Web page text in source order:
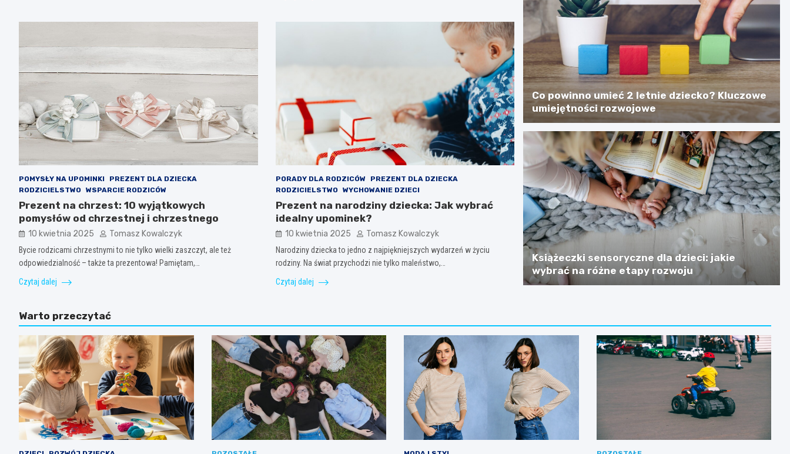
POMYSŁY NA UPOMINKI
PREZENT DLA DZIECKA
RODZICIELSTWO
WSPARCIE RODZICÓW
Prezent na chrzest: 10 wyjątkowych
pomysłów od chrzestnej i chrzestnego
10 kwietnia 2025 Tomasz Kowalczyk
Bycie rodzicami chrzestnymi to nie tylko wielki zaszczyt, ale też
odpowiedzialność – także ta prezentowa! Pamiętam,…
Czytaj dalej
PORADY DLA RODZICÓW
PREZENT DLA DZIECKA
RODZICIELSTWO
WYCHOWANIE DZIECI
Prezent na narodziny dziecka: Jak wybrać
idealny upominek?
10 kwietnia 2025 Tomasz Kowalczyk
Narodziny dziecka to jedno z najpiękniejszych wydarzeń w życiu
rodziny. Na świat przychodzi nie tylko maleństwo,…
Czytaj dalej
Co powinno umieć 2 letnie dziecko? Kluczowe
umiejętności rozwojowe
Książeczki sensoryczne dla dzieci: jakie
wybrać na różne etapy rozwoju
Warto przeczytać